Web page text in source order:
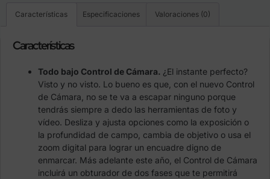
Características Especificaciones Valoraciones (0)
Características
Todo bajo Control de Cámara. ¿El instante perfecto?
Visto y no visto. Lo bueno es que, con el nuevo Control
de Cámara, no se te va a escapar ninguno porque
tendrás siempre a dedo las herramientas de foto y
vídeo. Desliza y ajusta opciones como la exposición o
la profundidad de campo, cambia de objetivo o usa el
zoom digital para lograr un encuadre digno de
enmarcar. Más adelante este año, el Control de Cámara
incluirá un obturador de dos fases que te permitirá